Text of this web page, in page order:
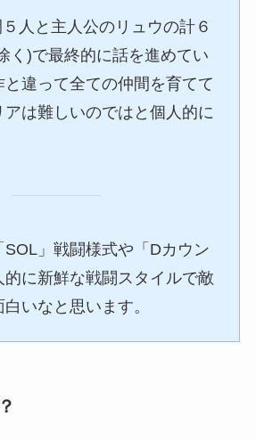
人と主人公のリュウの計６
く)で最終的に話を進めてい
と違って全ての仲間を育てて
は難しいのではと個人的に
SOL」戦闘様式や「Dカウン
的に新鮮な戦闘スタイルで敵
いなと思います。